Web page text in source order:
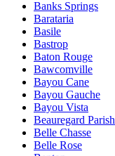
Banks Springs
Barataria
Basile
Bastrop
Baton Rouge
Bawcomville
Bayou Cane
Bayou Gauche
Bayou Vista
Beauregard Parish
Belle Chasse
Belle Rose